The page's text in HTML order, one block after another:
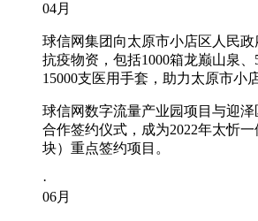
04月
球信网集团向太原市小店区人
抗疫物资，包括1000箱龙巅山泉、
15000支医用手套，助力太原市小
球信网数字流量产业园项
合作签约仪式，成为2022年太忻
块）重点签约项目。
·
06月